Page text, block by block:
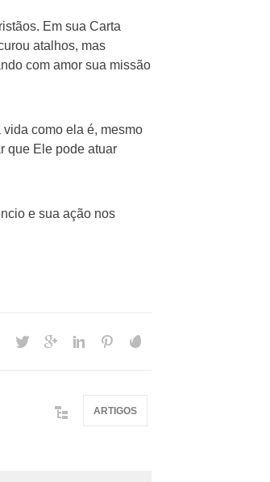
Em sua Carta
atalhos, mas
com amor sua missão
como ela é, mesmo
que Ele pode atuar
e sua ação nos
ARTIGOS